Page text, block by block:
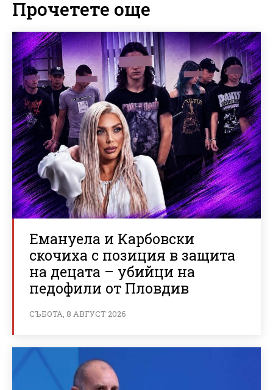
Прочетете още
Емануела и Карбовски
скочиха с позиция в защита
на децата – убийци на
педофили от Пловдив
СЪБОТА, 8 АВГУСТ 2026